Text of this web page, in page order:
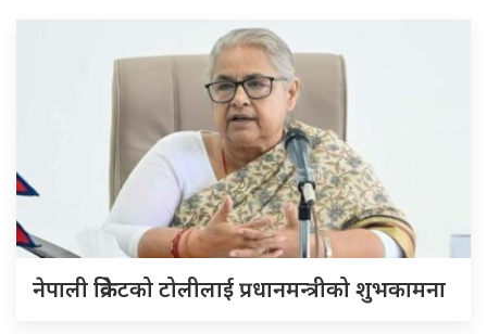
नेपाली क्रिकेटको टोलीलाई प्रधानमन्त्रीको शुभकामना